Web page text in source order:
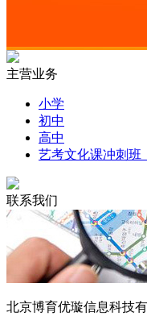
主营业务
小学
初中
高中
艺考文化课冲刺班
联系我们
北京博育优璇信息科技